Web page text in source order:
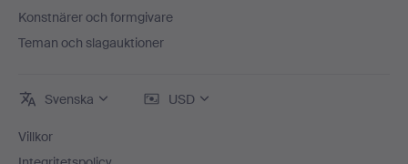
Konstnärer och formgivare
Teman och slagauktioner
Svenska USD
Villkor